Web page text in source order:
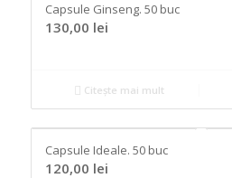
Capsule Ginseng. 50 buc
130,00 lei
Citește mai mult
Capsule Ideale. 50 buc
120,00 lei